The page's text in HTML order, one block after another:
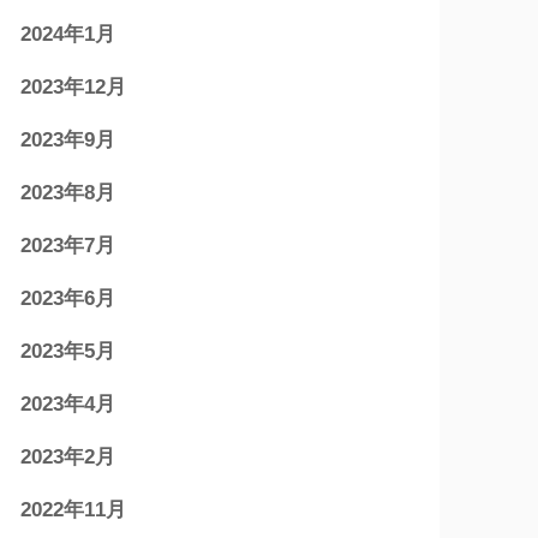
2024年1月
2023年12月
2023年9月
2023年8月
2023年7月
2023年6月
2023年5月
2023年4月
2023年2月
2022年11月